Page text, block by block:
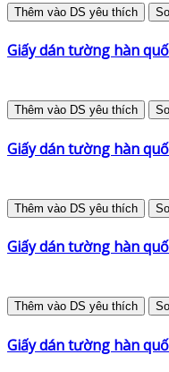
Thêm vào DS yêu thích
Giấy dán tường hàn
Thêm vào DS yêu thích
Giấy dán tường hàn
Thêm vào DS yêu thích
Giấy dán tường hàn
Thêm vào DS yêu thích
Giấy dán tường hàn